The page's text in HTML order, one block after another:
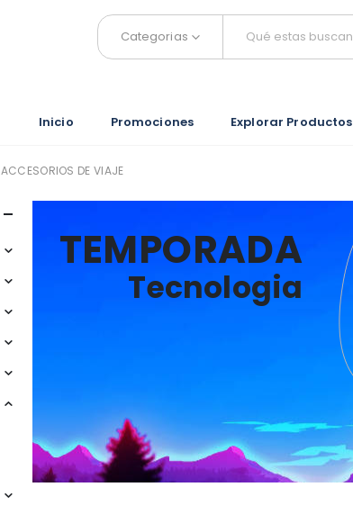
Categorias
Inicio Promociones Explorar Productos
ACCESORIOS DE VIAJE
TEMPORADA
Tecnologia